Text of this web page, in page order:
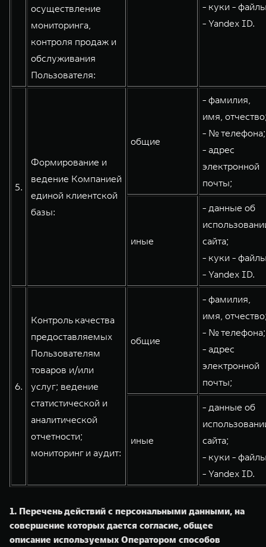
осуществление
мониторинга,
контроля продаж и
обслуживания
Пользователя:
- куки -
- Yandex ID.
5.
Формирование и
ведение Компанией
единой клиентской
базы:
общие
- фамилия,
имя,
- № телефона;
- адрес
электронной
почты;
иные
- данные об
сайта;
- куки -
- Yandex ID.
6.
Контроль качества
предоставляемых
Пользователям
товаров и/или
услуг; ведение
статистической и
аналитической
отчетности;
мониторинг и аудит:
общие
- фамилия,
имя,
- № телефона;
- адрес
электронной
почты;
иные
- данные об
сайта;
- куки -
- Yandex ID.
1. Перечень действий с персональными данными, на
совершение которых дается согласие, общее
описание используемых Оператором способов